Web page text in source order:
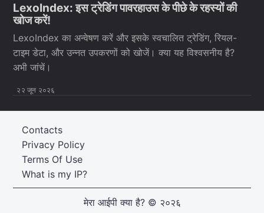
LexoIndex: इस ट्रेडिंग पावरहाउस के पीछे के रहस्यों की
खोज करें!
LexoIndex का अन्वेषण करें और इसके स्वचालित ट्रेडिंग, रियल-
टाइम डेटा, और उन्नत उपकरणों को खोजें। क्या यह विश्वसनीय है?
अभी जांचें।
२२ जून २०२६
What is my IP?
Terms Of Use
Privacy Policy
Contacts
मेरा आईपी क्या है?© २०२६